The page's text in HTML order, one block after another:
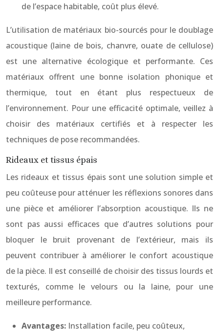
de l’espace habitable, coût plus élevé.
L’utilisation de matériaux bio-sourcés pour le doublage
acoustique (laine de bois, chanvre, ouate de cellulose)
est une alternative écologique et performante. Ces
matériaux offrent une bonne isolation phonique et
thermique, tout en étant plus respectueux de
l’environnement. Pour une efficacité optimale, veillez à
choisir des matériaux certifiés et à respecter les
techniques de pose recommandées.
Rideaux et tissus épais
Les rideaux et tissus épais sont une solution simple et
peu coûteuse pour atténuer les réflexions sonores dans
une pièce et améliorer l’absorption acoustique. Ils ne
sont pas aussi efficaces que d’autres solutions pour
bloquer le bruit provenant de l’extérieur, mais ils
peuvent contribuer à améliorer le confort acoustique
de la pièce. Il est conseillé de choisir des tissus lourds et
texturés, comme le velours ou la laine, pour une
meilleure performance.
Avantages: Installation facile, peu coûteux,